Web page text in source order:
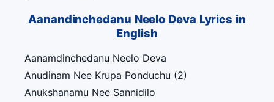
Aanandinchedanu Neelo Deva Lyrics in
English
Aanamdinchedanu Neelo Deva
Anudinam Nee Krupa Ponduchu (2)
Anukshanamu Nee Sannidilo